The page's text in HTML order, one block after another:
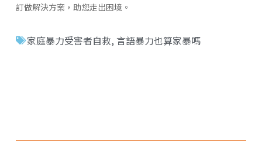
訂做解決方案，助您走出困境。
家庭暴力受害者自救, 言語暴力也算家暴嗎